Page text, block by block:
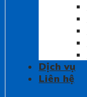
Dịch vụ
Liên hệ